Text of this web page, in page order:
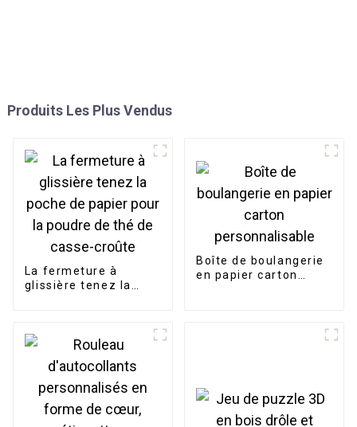
Produits Les Plus Vendus
La fermeture à
glissière tenez la
Boîte de boulangerie
en papier carton